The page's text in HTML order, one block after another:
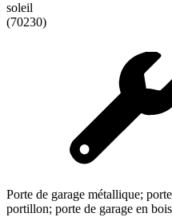
soleil
(70230)
Porte de garage métallique;
portillon; porte de garage en bois